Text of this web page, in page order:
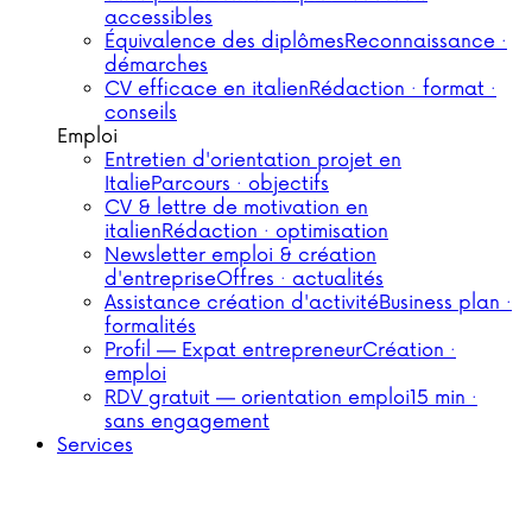
accessibles
Équivalence des diplômesReconnaissance ·
démarches
CV efficace en italienRédaction · format ·
conseils
Emploi
Entretien d'orientation projet en
ItalieParcours · objectifs
CV & lettre de motivation en
italienRédaction · optimisation
Newsletter emploi & création
d'entrepriseOffres · actualités
Assistance création d'activitéBusiness plan ·
formalités
Profil — Expat entrepreneurCréation ·
emploi
RDV gratuit — orientation emploi15 min ·
sans engagement
Services